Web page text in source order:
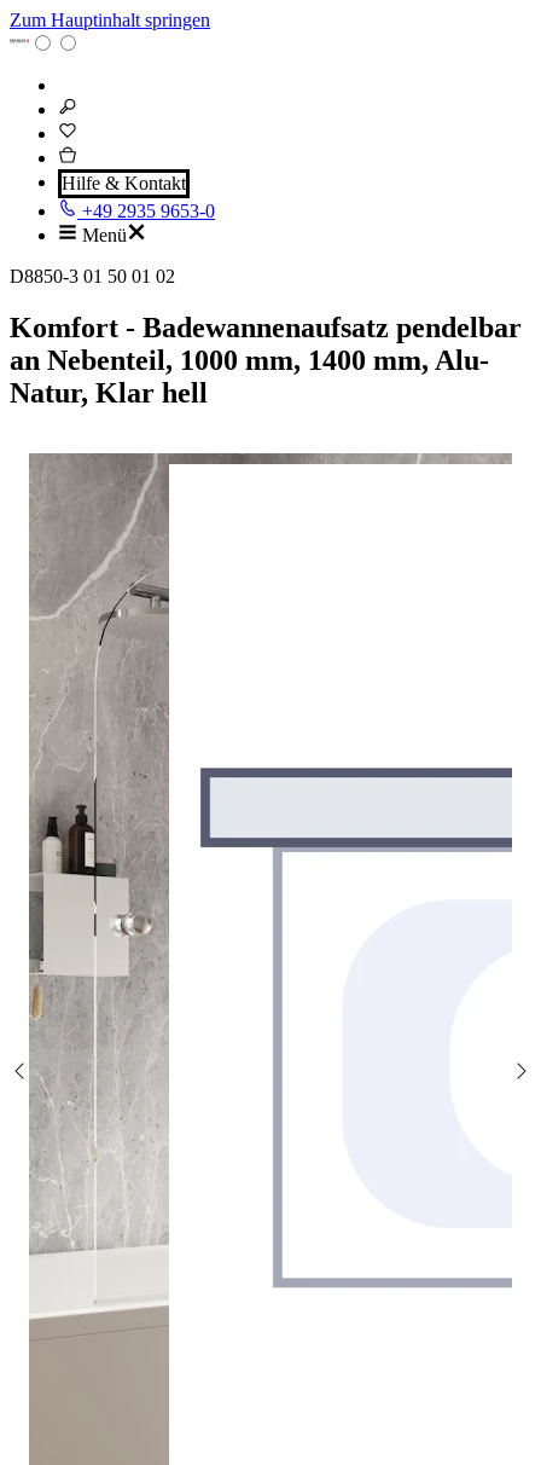
Zum Hauptinhalt springen
Hilfe & Kontakt
+49 2935 9653-0
Menü
D8850-3 01 50 01 02
Komfort - Badewannenaufsatz pendelbar
an Nebenteil, 1000 mm, 1400 mm, Alu-
Natur, Klar hell